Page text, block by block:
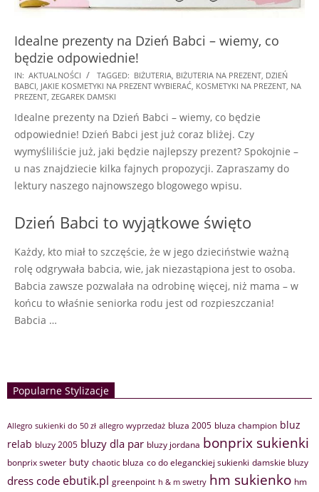
Idealne prezenty na Dzień Babci – wiemy, co
będzie odpowiednie!
2024-
12-
IN: AKTUALNOŚCI TAGGED: BIŻUTERIA BIŻUTERIA NA PREZENT DZIEŃ
BABCI JAKIE KOSMETYKI NA PREZENT WYBIERAĆ KOSMETYKI NA PREZENT NA
PREZENT ZEGAREK DAMSKI
Idealne prezenty na Dzień Babci – wiemy, co będzie
odpowiednie! Dzień Babci jest już coraz bliżej. Czy
wymyśliliście już, jaki będzie najlepszy prezent? Spokojnie –
u nas znajdziecie kilka fajnych propozycji. Zapraszamy do
lektury naszego najnowszego blogowego wpisu.
Dzień Babci to wyjątkowe święto
Każdy, kto miał to szczęście, że w jego dzieciństwie ważną
rolę odgrywała babcia, wie, jak niezastąpiona jest to osoba.
Babcia zawsze pozwalała na odrobinę więcej, niż mama – w
końcu to właśnie seniorka rodu jest od rozpieszczania!
Babcia …
Popularne Stylizacje
Allegro sukienki do 50 zł allegro wyprzedaż bluza 2005 bluza champion bluz
relab bluzy 2005 bluzy dla par bluzy jordana bonprix sukienki
bonprix sweter buty chaotic bluza co do eleganckiej sukienki damskie bluzy
dress code ebutik.pl greenpoint h & m swetry hm sukienko hm